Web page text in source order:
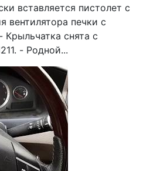
вставляется пистолет с
вентилятора печки с
снята с
- Родной...